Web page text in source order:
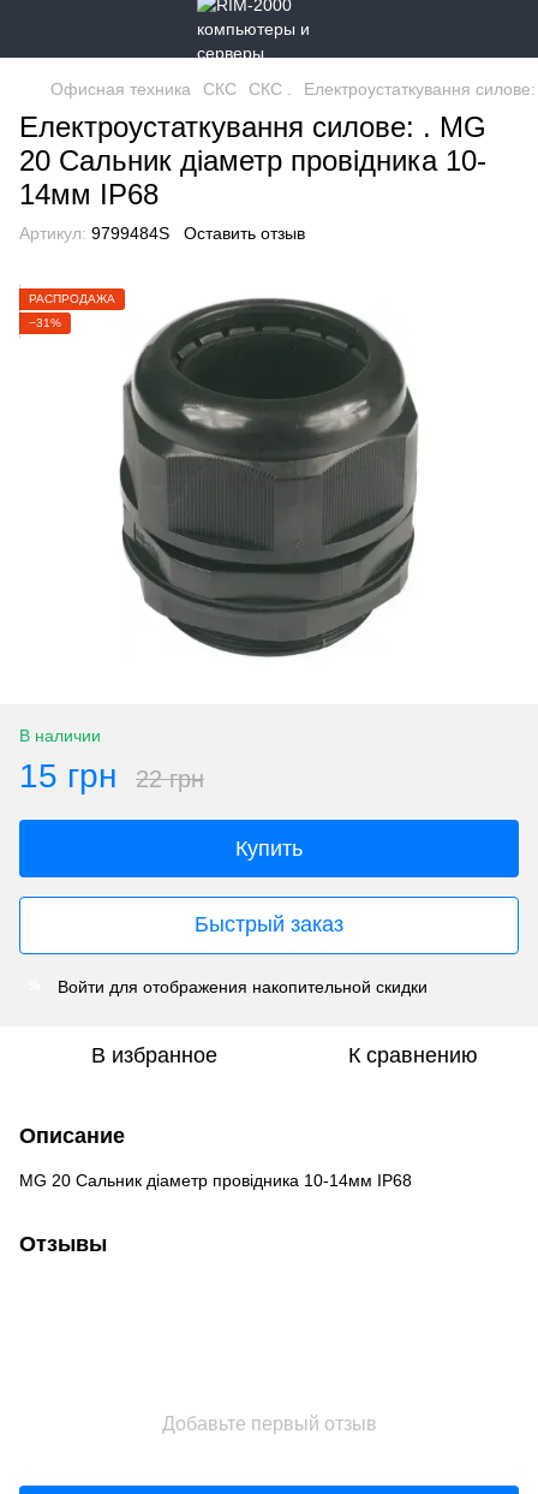
Офисная техника СКС СКС . Електроустаткування
Електроустаткування силове: . MG
20 Сальник діаметр провідника 10-
14мм IP68
Артикул: 9799484S Оставить отзыв
РАСПРОДАЖА
−31%
В наличии
15 грн 22 грн
Купить
Быстрый заказ
Войти для отображения накопительной скидки
В избранное К сравнению
Описание
MG 20 Сальник діаметр провідника 10-14мм IP68
Отзывы
Добавьте первый отзыв